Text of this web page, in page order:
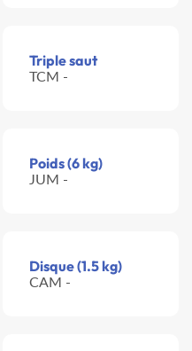
Triple saut
TCM -
Poids (6 kg)
JUM -
Disque (1.5 kg)
CAM -